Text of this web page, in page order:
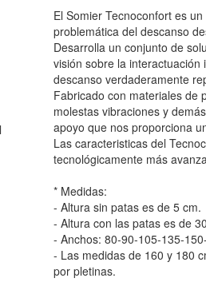
El Somier Tecnoconfort es
problemática del descanso
Desarrolla un conjunto de
visión sobre la
descanso verdaderamente
Fabricado con materiales de
molestas vibraciones y
apoyo que nos proporciona
Las caracteristicas del
tecnológicamente más
* Medidas:
- Altura sin patas es de 5 cm.
- Altura con las patas es de
- Anchos: 80-90-105-135-
- Las medidas de 160 y 180
por pletinas.